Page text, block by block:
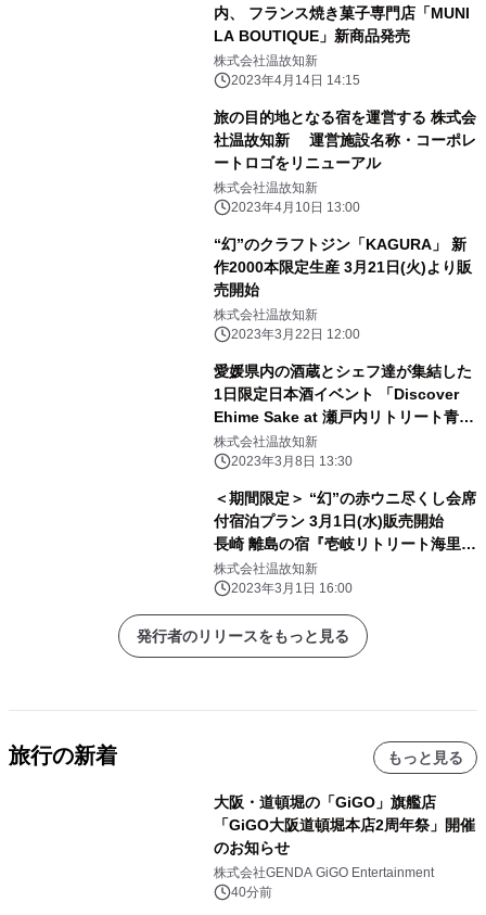
内、 フランス焼き菓子専門店「MUNI
LA BOUTIQUE」新商品発売
株式会社温故知新
2023年4月14日 14:15
旅の目的地となる宿を運営する 株式会
社温故知新 運営施設名称・コーポレ
ートロゴをリニューアル
株式会社温故知新
2023年4月10日 13:00
“幻”のクラフトジン「KAGURA」 新
作2000本限定生産 3月21日(火)より販
売開始
株式会社温故知新
2023年3月22日 12:00
愛媛県内の酒蔵とシェフ達が集結した
1日限定日本酒イベント 「Discover
Ehime Sake at 瀬戸内リトリート青
凪」 4月2日(日)開催
株式会社温故知新
2023年3月8日 13:30
＜期間限定＞ “幻”の赤ウニ尽くし会席
付宿泊プラン 3月1日(水)販売開始
長崎 離島の宿『壱岐リトリート海里村
上 by 温故知新』で 極上の夏旅を
株式会社温故知新
2023年3月1日 16:00
発行者のリリースをもっと見る
旅行の新着 もっと見る
大阪・道頓堀の「GiGO」旗艦店
「GiGO大阪道頓堀本店2周年祭」開催
のお知らせ
株式会社GENDA GiGO Entertainment
40分前